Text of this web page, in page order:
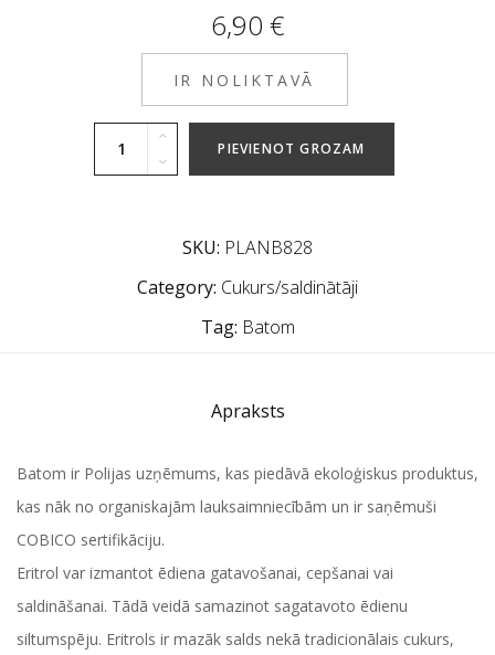
6,90 €
IR NOLIKTAVĀ
PIEVIENOT GROZAM
SKU: PLANB828
Category: Cukurs/saldinātāji
Tag: Batom
Apraksts
Batom ir Polijas uzņēmums, kas piedāvā ekoloģiskus produktus,
kas nāk no organiskajām lauksaimniecībām un ir saņēmuši
COBICO sertifikāciju.
Eritrol var izmantot ēdiena gatavošanai, cepšanai vai
saldināšanai. Tādā veidā samazinot sagatavoto ēdienu
siltumspēju. Eritrols ir mazāk salds nekā tradicionālais cukurs,